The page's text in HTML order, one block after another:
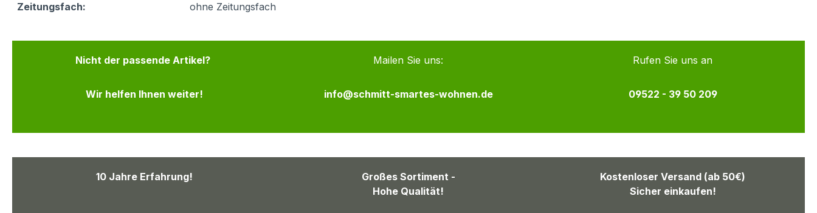
Zeitungsfach:
ohne Zeitungsfach
Nicht der passende Artikel?
Wir helfen Ihnen weiter!
Mailen Sie uns:
info@schmitt-smartes-wohnen.de
Rufen Sie uns an
09522 - 39 50 209
10 Jahre Erfahrung!
Großes Sortiment -
Hohe Qualität!
Kostenloser Versand (ab 50€)
Sicher einkaufen!